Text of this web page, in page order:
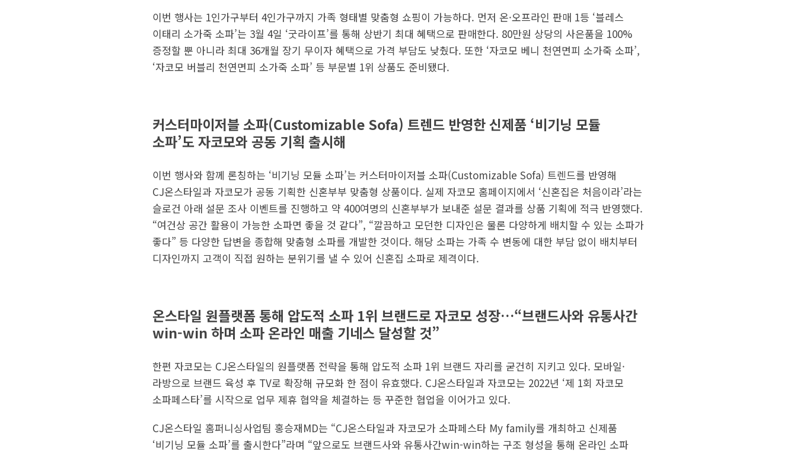
이번 행사는 1인가구부터 4인가구까지 가족 형태별 맞춤형 쇼핑이 가능하다. 먼저 온·오프라인 판매 1등 ‘블레스
이태리 소가죽 소파’는 3월 4일 ‘굿라이프’를 통해 상반기 최대 혜택으로 판매한다. 80만원 상당의 사은품을 100%
증정할 뿐 아니라 최대 36개월 장기 무이자 혜택으로 가격 부담도 낮췄다. 또한 ‘자코모 베니 천연면피 소가죽 소파’,
‘자코모 버블리 천연면피 소가죽 소파’ 등 부문별 1위 상품도 준비됐다.
커스터마이저블 소파(Customizable Sofa) 트렌드 반영한 신제품 ‘비기닝 모듈
소파’도 자코모와 공동 기획 출시해
이번 행사와 함께 론칭하는 ‘비기닝 모듈 소파’는 커스터마이저블 소파(Customizable Sofa) 트렌드를 반영해
CJ온스타일과 자코모가 공동 기획한 신혼부부 맞춤형 상품이다. 실제 자코모 홈페이지에서 ‘신혼집은 처음이라’라는
슬로건 아래 설문 조사 이벤트를 진행하고 약 400여명의 신혼부부가 보내준 설문 결과를 상품 기획에 적극 반영했다.
“여건상 공간 활용이 가능한 소파면 좋을 것 같다”, “깔끔하고 모던한 디자인은 물론 다양하게 배치할 수 있는 소파가
좋다” 등 다양한 답변을 종합해 맞춤형 소파를 개발한 것이다. 해당 소파는 가족 수 변동에 대한 부담 없이 배치부터
디자인까지 고객이 직접 원하는 분위기를 낼 수 있어 신혼집 소파로 제격이다.
온스타일 원플랫폼 통해 압도적 소파 1위 브랜드로 자코모 성장…“브랜드사와 유통사간
win-win 하며 소파 온라인 매출 기네스 달성할 것”
한편 자코모는 CJ온스타일의 원플랫폼 전략을 통해 압도적 소파 1위 브랜드 자리를 굳건히 지키고 있다. 모바일·
라방으로 브랜드 육성 후 TV로 확장해 규모화 한 점이 유효했다. CJ온스타일과 자코모는 2022년 ‘제 1회 자코모
소파페스타’를 시작으로 업무 제휴 협약을 체결하는 등 꾸준한 협업을 이어가고 있다.
CJ온스타일 홈퍼니싱사업팀 홍승재MD는 “CJ온스타일과 자코모가 소파페스타 My family를 개최하고 신제품
‘비기닝 모듈 소파’를 출시한다”라며 “앞으로도 브랜드사와 유통사간win-win하는 구조 형성을 통해 온라인 소파